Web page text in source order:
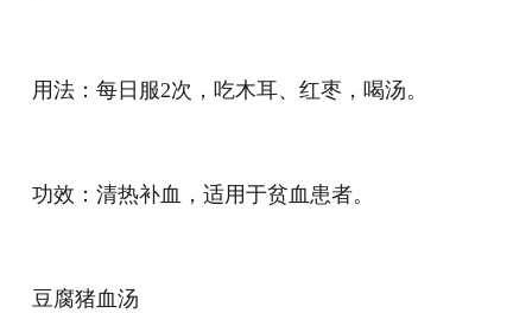
用法：每日服2次，吃木耳、红枣，喝汤。
功效：清热补血，适用于贫血患者。
豆腐猪血汤